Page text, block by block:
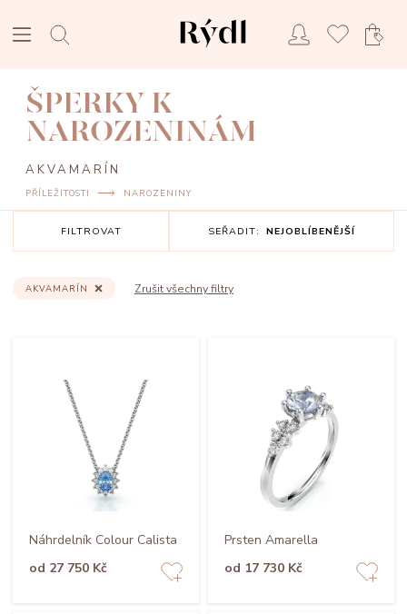
ŠPERKY K
NAROZENINÁM
AKVAMARÍN
PŘÍLEŽITOSTI NAROZENINY
FILTROVAT SEŘADIT: NEJOBLÍBENĚJŠÍ
Zrušit všechny filtry
AKVAMARÍN
Náhrdelník Colour Calista
od 27 750 Kč
Prsten Amarella
od 17 730 Kč